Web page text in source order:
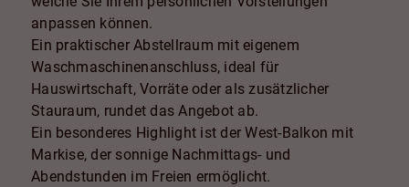
anpassen können.
Ein praktischer Abstellraum mit eigenem
Waschmaschinenanschluss, ideal für
Hauswirtschaft, Vorräte oder als zusätzlicher
Stauraum, rundet das Angebot ab.
Ein besonderes Highlight ist der West-Balkon mit
Markise, der sonnige Nachmittags- und
Abendstunden im Freien ermöglicht.